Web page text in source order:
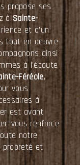
propose ses
àSainte-
et d’un
tout en oeuvre
ainsi
à l’écoute
Féréole,
vous
à
est avant
vous renforce
notre
propreté et